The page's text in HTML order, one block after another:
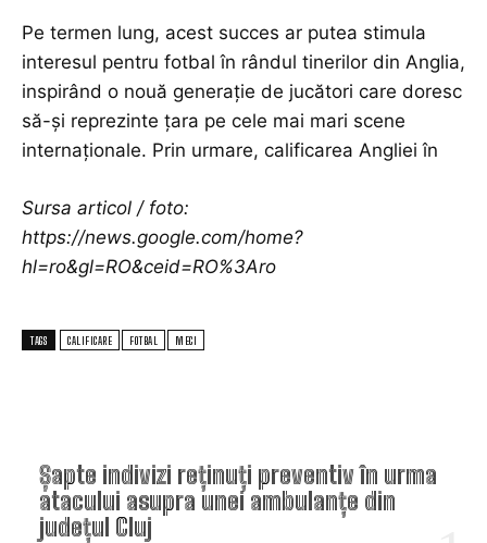
Șapte indivizi reținuți preventiv în urma
atacului asupra unei ambulanțe din
județul Cluj
Pe termen lung, acest succes ar putea stimula
interesul pentru fotbal în rândul tinerilor din Anglia,
inspirând o nouă generație de jucători care doresc
să-și reprezinte țara pe cele mai mari scene
internaționale. Prin urmare, calificarea Angliei în
Sursa articol / foto:
https://news.google.com/home?
hl=ro&gl=RO&ceid=RO%3Aro
TAGS CALIFICARE FOTBAL MECI